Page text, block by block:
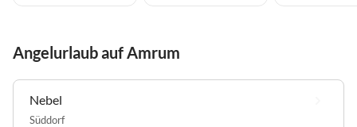
Angelurlaub auf Amrum
Nebel
Süddorf